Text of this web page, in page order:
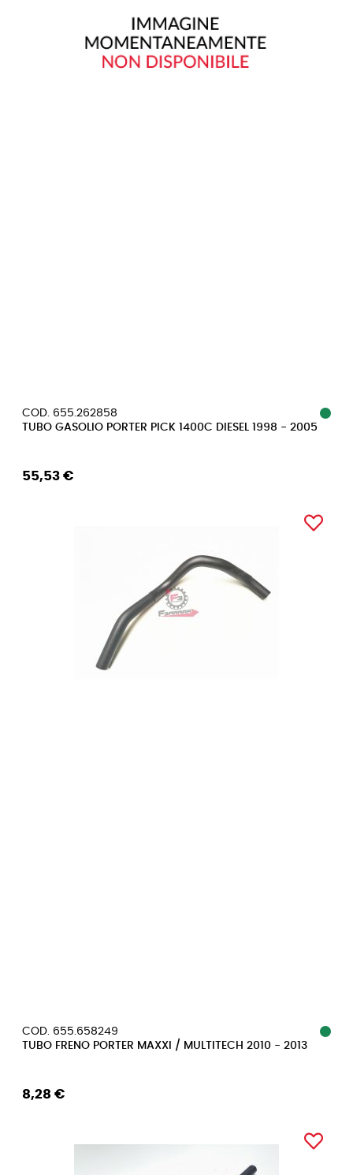
COD. 655.262858
TUBO GASOLIO PORTER PICK 1400C DIESEL 1998 - 2005
55,53 €
COD. 655.658249
TUBO FRENO PORTER MAXXI / MULTITECH 2010 - 2013
8,28 €